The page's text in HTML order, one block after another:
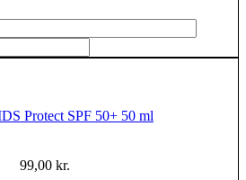
Protect SPF 50+ 50 ml
99,00 kr.